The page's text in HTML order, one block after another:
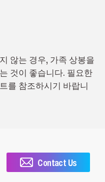
않는 경우, 가족 상봉을
것이 좋습니다. 필요한
를 참조하시기 바랍니
Contact Us